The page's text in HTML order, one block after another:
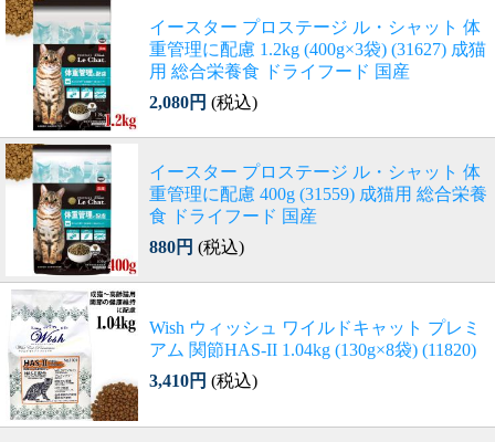
イースター プロステージ ル・シャット 体
重管理に配慮 1.2kg (400g×3袋) (31627) 成猫
用 総合栄養食 ドライフード 国産
2,080円 (税込)
イースター プロステージ ル・シャット 体
重管理に配慮 400g (31559) 成猫用 総合栄養
食 ドライフード 国産
880円 (税込)
Wish ウィッシュ ワイルドキャット プレミ
アム 関節HAS-II 1.04kg (130g×8袋) (11820)
3,410円 (税込)